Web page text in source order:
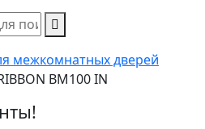
межкомнатных дверей
BM100 IN